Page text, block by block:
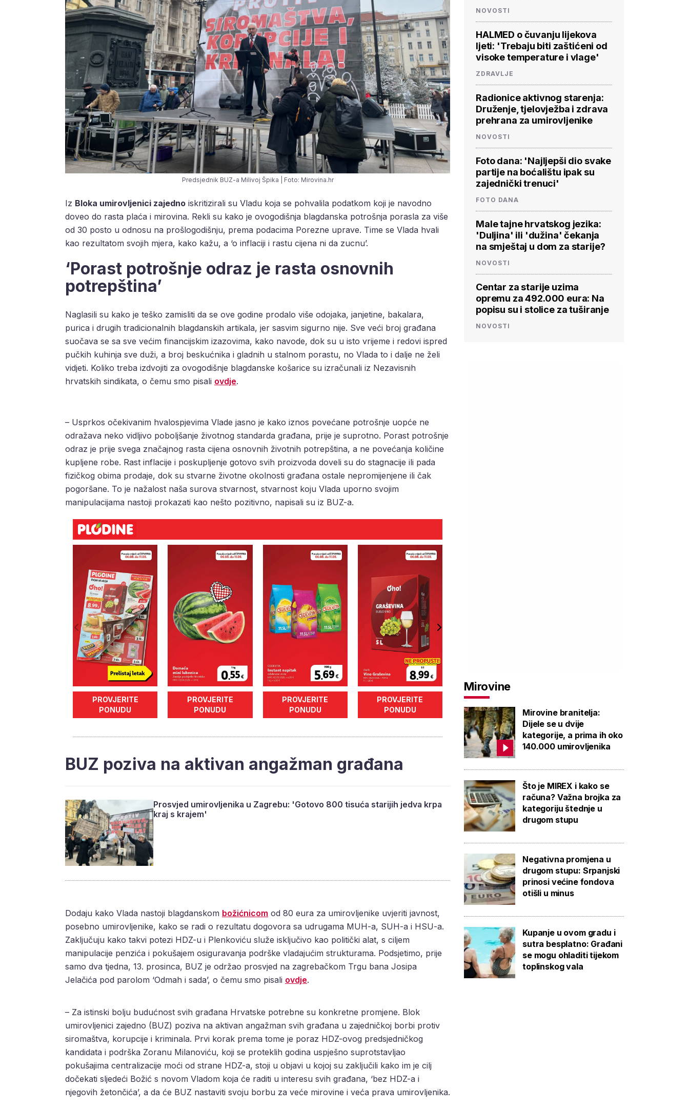
Predsjednik BUZ-a Milivoj Špika | Foto: Mirovina.hr
Iz Bloka umirovljenici zajedno iskritizirali su Vladu koja se pohvalila podatkom koji je navodno
doveo do rasta plaća i mirovina. Rekli su kako je ovogodišnja blagdanska potrošnja porasla za više
od 30 posto u odnosu na prošlogodišnju, prema podacima Porezne uprave. Time se Vlada hvali
kao rezultatom svojih mjera, kako kažu, a ‘o inflaciji i rastu cijena ni da zucnu’.
‘Porast potrošnje odraz je rasta osnovnih
potrepština’
Naglasili su kako je teško zamisliti da se ove godine prodalo više odojaka, janjetine, bakalara,
purica i drugih tradicionalnih blagdanskih artikala, jer sasvim sigurno nije. Sve veći broj građana
suočava se sa sve većim financijskim izazovima, kako navode, dok su u isto vrijeme i redovi ispred
pučkih kuhinja sve duži, a broj beskućnika i gladnih u stalnom porastu, no Vlada to i dalje ne želi
vidjeti. Koliko treba izdvojiti za ovogodišnje blagdanske košarice su izračunali iz Nezavisnih
hrvatskih sindikata, o čemu smo pisali ovdje.
– Usprkos očekivanim hvalospjevima Vlade jasno je kako iznos povećane potrošnje uopće ne
odražava neko vidljivo poboljšanje životnog standarda građana, prije je suprotno. Porast potrošnje
odraz je prije svega značajnog rasta cijena osnovnih životnih potrepština, a ne povećanja količine
kupljene robe. Rast inflacije i poskupljenje gotovo svih proizvoda doveli su do stagnacije ili pada
fizičkog obima prodaje, dok su stvarne životne okolnosti građana ostale nepromijenjene ili čak
pogoršane. To je nažalost naša surova stvarnost, stvarnost koju Vlada uporno svojim
manipulacijama nastoji prokazati kao nešto pozitivno, napisali su iz BUZ-a.
PROVJERITE
PONUDU
PROVJERITE
PONUDU
PROVJERITE
PONUDU
PROVJERITE
PONUDU
PROVJERITE
PONUDU
PONUDU
BUZ poziva na aktivan angažman građana
Prosvjed umirovljenika u Zagrebu: 'Gotovo 800 tisuća starijih jedva krpa
kraj s krajem'
Dodaju kako Vlada nastoji blagdanskom božićnicom od 80 eura za umirovljenike uvjeriti javnost,
posebno umirovljenike, kako se radi o rezultatu dogovora sa udrugama MUH-a, SUH-a i HSU-a.
Zaključuju kako takvi potezi HDZ-u i Plenkoviću služe isključivo kao politički alat, s ciljem
manipulacije penzića i pokušajem osiguravanja podrške vladajućim strukturama. Podsjetimo, prije
samo dva tjedna, 13. prosinca, BUZ je održao prosvjed na zagrebačkom Trgu bana Josipa
Jelačića pod parolom ‘Odmah i sada’, o čemu smo pisali ovdje.
– Za istinski bolju budućnost svih građana Hrvatske potrebne su konkretne promjene. Blok
umirovljenici zajedno (BUZ) poziva na aktivan angažman svih građana u zajedničkoj borbi protiv
siromaštva, korupcije i kriminala. Prvi korak prema tome je poraz HDZ-ovog predsjedničkog
kandidata i podrška Zoranu Milanoviću, koji se proteklih godina uspješno suprotstavljao
pokušajima centralizacije moći od strane HDZ-a, stoji u objavi u kojoj su zaključili kako im je cilj
dočekati sljedeći Božić s novom Vladom koja će raditi u interesu svih građana, ‘bez HDZ-a i
njegovih žetončića’, a da će BUZ nastaviti svoju borbu za veće mirovine i veća prava umirovljenika.
NOVOSTI
HALMED o čuvanju lijekova
ljeti: 'Trebaju biti zaštićeni od
visoke temperature i vlage'
ZDRAVLJE
Radionice aktivnog starenja:
Druženje, tjelovježba i zdrava
prehrana za umirovljenike
NOVOSTI
Foto dana: 'Najljepši dio svake
partije na boćalištu ipak su
zajednički trenuci'
FOTO DANA
Male tajne hrvatskog jezika:
'Duljina' ili 'dužina' čekanja
na smještaj u dom za starije?
NOVOSTI
Centar za starije uzima
opremu za 492.000 eura: Na
popisu su i stolice za tuširanje
NOVOSTI
Mirovine
Mirovine branitelja:
Dijele se u dvije
kategorije, a prima ih oko
140.000 umirovljenika
Što je MIREX i kako se
računa? Važna brojka za
kategoriju štednje u
drugom stupu
Negativna promjena u
drugom stupu: Srpanjski
prinosi većine fondova
otišli u minus
Kupanje u ovom gradu i
sutra besplatno: Građani
se mogu ohladiti tijekom
toplinskog vala